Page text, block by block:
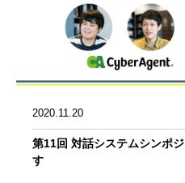
2020.11.20
第11回 対話システムシンポ
す